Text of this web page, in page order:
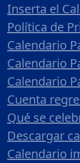
Inserta el
Política de
Calendario
Calendario
Calendario
Cuenta
Qué se
Descargar
Calendario